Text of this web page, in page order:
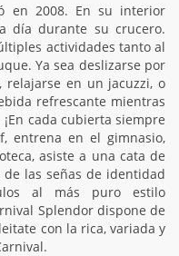
en 2008. En su interior
día durante su crucero.
actividades tanto al
Ya sea deslizarse por
relajarse en un jacuzzi, o
refrescante mientras
cada cubierta siempre
entrena en el gimnasio,
asiste a una cata de
las señas de identidad
al más puro estilo
Splendor dispone de
con la rica, variada y